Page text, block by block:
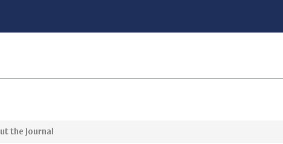
the Journal